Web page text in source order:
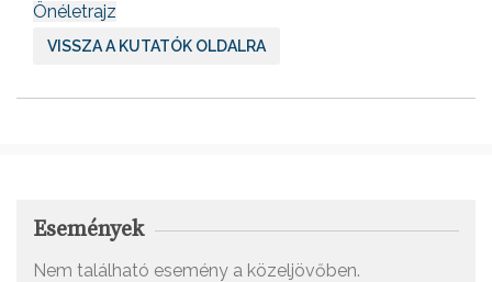
Önéletrajz
VISSZA A KUTATÓK OLDALRA
Események
Nem található esemény a közeljövőben.